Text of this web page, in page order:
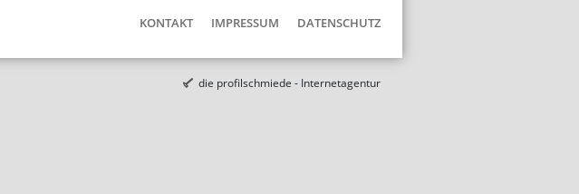
KONTAKT IMPRESSUM DATENSCHUTZ
die profilschmiede - Internetagentur